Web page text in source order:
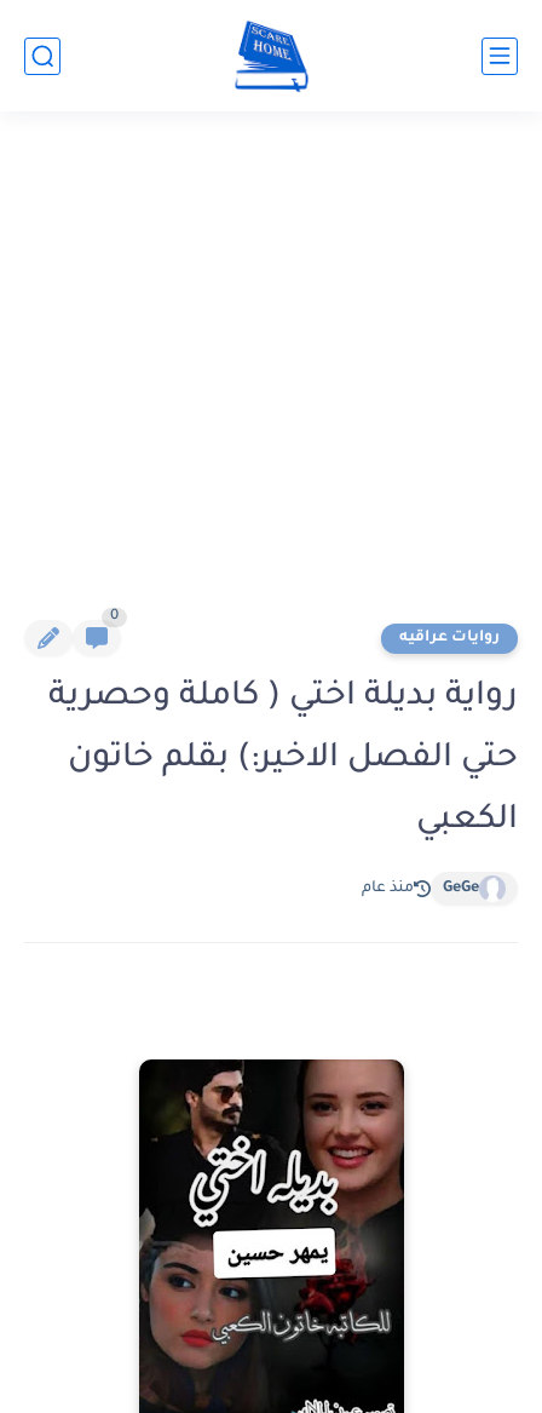
روايات عراقيه
0
رواية بديلة اختي ( كاملة وحصرية
حتي الفصل الاخير:) بقلم خاتون
الكعبي
GeGe منذ عام